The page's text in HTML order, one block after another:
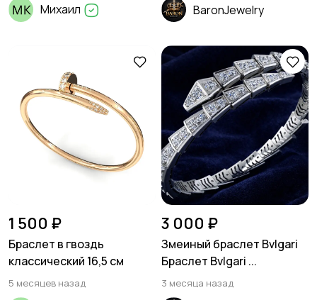
Михаил BaronJewelry
1 500 ₽
Браслет в гвоздь
классический 16,5 см
5 месяцев назад
3 000 ₽
Змеиный браслет Bvlgari
Браслет Bvlgari ...
3 месяца назад